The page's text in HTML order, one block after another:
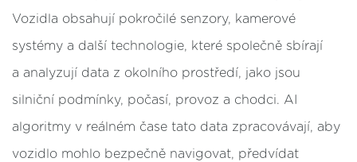
Vozidla obsahují pokročilé senzory, kamerové
systémy a další technologie, které společně sbírají
a analyzují data z okolního prostředí, jako jsou
silniční podmínky, počasí, provoz a chodci. AI
algoritmy v reálném čase tato data zpracovávají, aby
vozidlo mohlo bezpečně navigovat, předvídat